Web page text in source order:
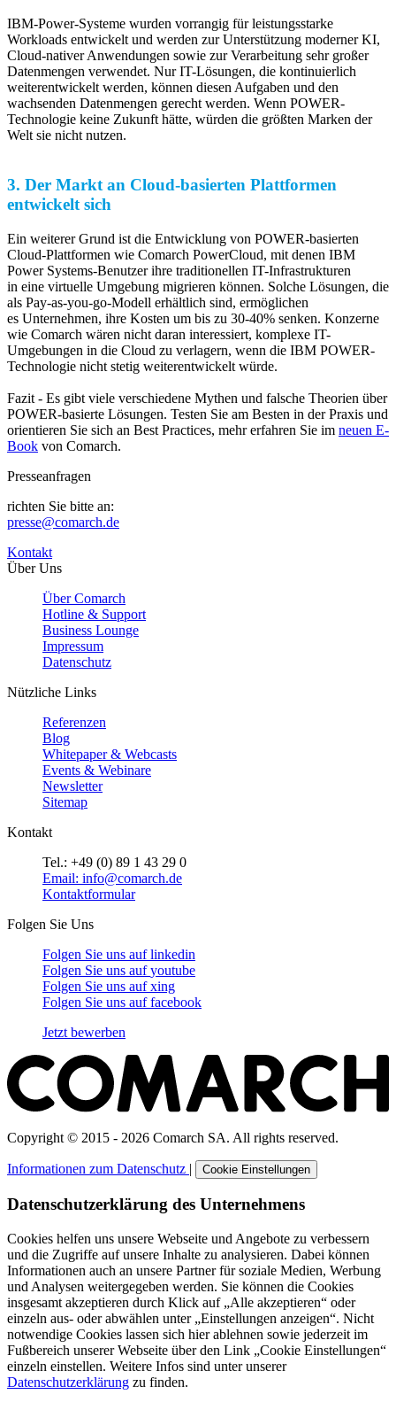
IBM-Power-Systeme wurden vorrangig für leistungsstarke
Workloads entwickelt und werden zur Unterstützung moderner KI,
Cloud-nativer Anwendungen sowie zur Verarbeitung sehr großer
Datenmengen verwendet. Nur IT-Lösungen, die kontinuierlich
weiterentwickelt werden, können diesen Aufgaben und den
wachsenden Datenmengen gerecht werden. Wenn POWER-
Technologie keine Zukunft hätte, würden die größten Marken der
Welt sie nicht nutzen.
3. Der Markt an Cloud-basierten Plattformen
entwickelt sich
Ein weiterer Grund ist die Entwicklung von POWER-basierten
Cloud-Plattformen wie Comarch PowerCloud, mit denen IBM
Power Systems-Benutzer ihre traditionellen IT-Infrastrukturen
in eine virtuelle Umgebung migrieren können. Solche Lösungen, die
als Pay-as-you-go-Modell erhältlich sind, ermöglichen
es Unternehmen, ihre Kosten um bis zu 30-40% senken. Konzerne
wie Comarch wären nicht daran interessiert, komplexe IT-
Umgebungen in die Cloud zu verlagern, wenn die IBM POWER-
Technologie nicht stetig weiterentwickelt würde.
Fazit - Es gibt viele verschiedene Mythen und falsche Theorien über
POWER-basierte Lösungen. Testen Sie am Besten in der Praxis und
orientieren Sie sich an Best Practices, mehr erfahren Sie im neuen E-
Book von Comarch.
Presseanfragen
richten Sie bitte an:
presse@comarch.de
Kontakt
Über Uns
Über Comarch
Hotline & Support
Business Lounge
Impressum
Datenschutz
Nützliche Links
Referenzen
Blog
Whitepaper & Webcasts
Events & Webinare
Newsletter
Sitemap
Kontakt
Tel.: +49 (0) 89 1 43 29 0
Email: info@comarch.de
Kontaktformular
Folgen Sie Uns
Folgen Sie uns auflinkedin
Folgen Sie uns aufyoutube
Folgen Sie uns aufxing
Folgen Sie uns auffacebook
Jetzt bewerben
Copyright © 2015 - 2026 Comarch SA. All rights reserved.
Informationen zum Datenschutz | Cookie Einstellungen
Datenschutzerklärung des Unternehmens
Cookies helfen uns unsere Webseite und Angebote zu verbessern
und die Zugriffe auf unsere Inhalte zu analysieren. Dabei können
Informationen auch an unsere Partner für soziale Medien, Werbung
und Analysen weitergegeben werden. Sie können die Cookies
insgesamt akzeptieren durch Klick auf „Alle akzeptieren“ oder
einzeln aus- oder abwählen unter „Einstellungen anzeigen“. Nicht
notwendige Cookies lassen sich hier ablehnen sowie jederzeit im
Fußbereich unserer Webseite über den Link „Cookie Einstellungen“
einzeln einstellen. Weitere Infos sind unter unserer
Datenschutzerklärung zu finden.